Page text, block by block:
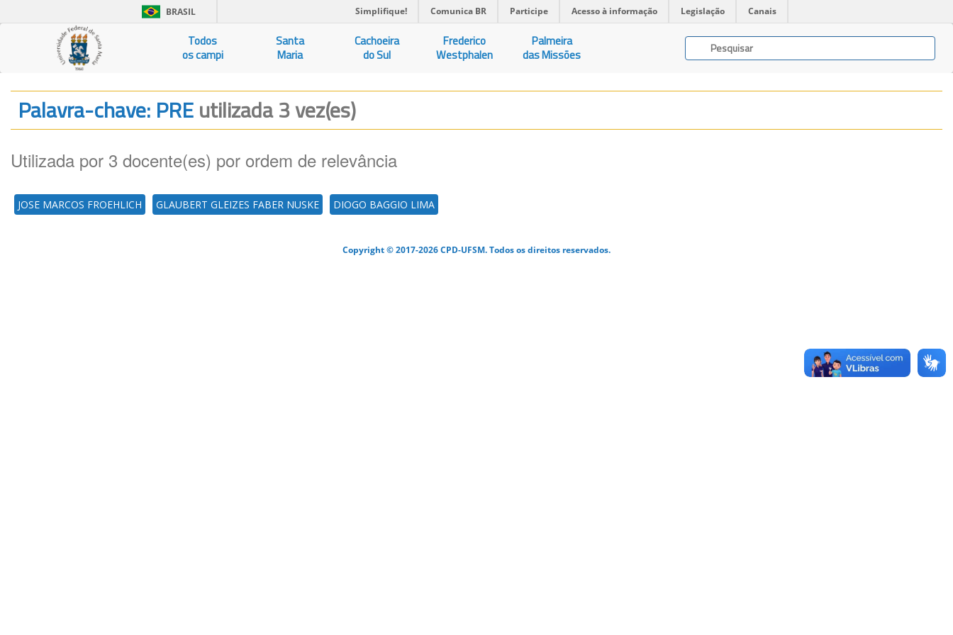
BRASIL Simplifique! Comunica BR Participe Acesso à informação Legislação Canais
Todos
os campi
Santa
Maria
Cachoeira
do Sul
Frederico
Westphalen
Palmeira
das Missões
Palavra-chave: PREutilizada 3 vez(es)
Utilizada por 3 docente(es) por ordem de relevância
JOSE MARCOS FROEHLICH GLAUBERT GLEIZES FABER NUSKE DIOGO BAGGIO LIMA
Copyright © 2017-2026 CPD-UFSM. Todos os direitos reservados.